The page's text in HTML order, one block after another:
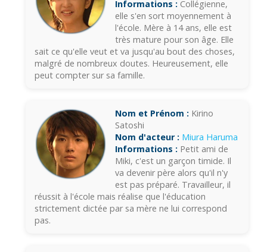
Informations : Collégienne,
elle s'en sort moyennement à
l'école. Mère à 14 ans, elle est
très mature pour son âge. Elle
sait ce qu'elle veut et va jusqu'au bout des choses,
malgré de nombreux doutes. Heureusement, elle
peut compter sur sa famille.
Nom et Prénom : Kirino
Satoshi
Nom d'acteur : Miura Haruma
Informations : Petit ami de
Miki, c'est un garçon timide. Il
va devenir père alors qu'il n'y
est pas préparé. Travailleur, il
réussit à l'école mais réalise que l'éducation
strictement dictée par sa mère ne lui correspond
pas.